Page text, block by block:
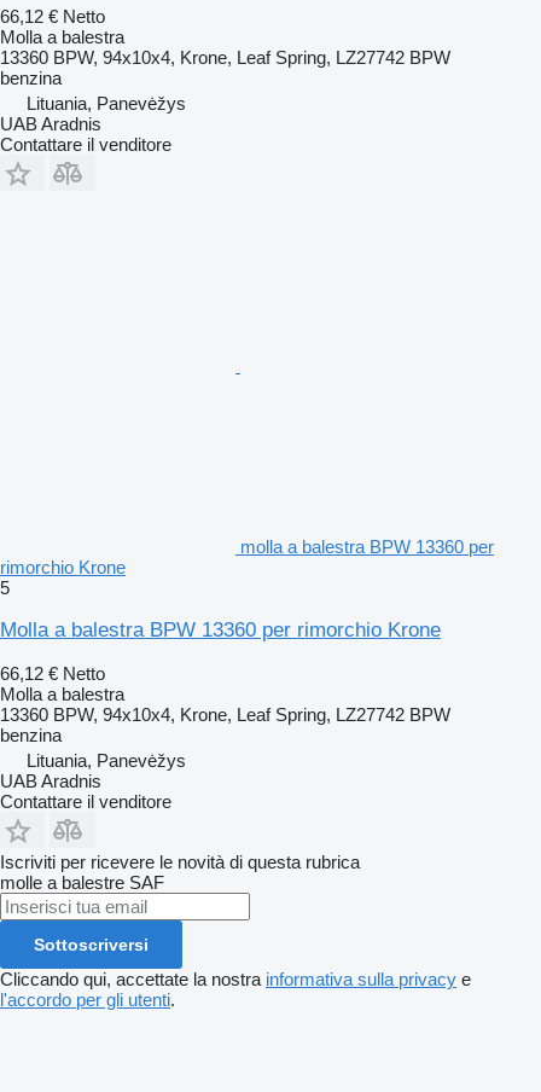
66,12 € Netto
Molla a balestra
13360 BPW, 94x10x4, Krone, Leaf Spring, LZ27742 BPW
benzina
Lituania, Panevėžys
UAB Aradnis
Contattare il venditore
molla a balestra BPW 13360 per
rimorchio Krone
5
Molla a balestra BPW 13360 per rimorchio Krone
66,12 € Netto
Molla a balestra
13360 BPW, 94x10x4, Krone, Leaf Spring, LZ27742 BPW
benzina
Lituania, Panevėžys
UAB Aradnis
Contattare il venditore
Iscriviti per ricevere le novità di questa rubrica
molle a balestre SAF
Sottoscriversi
Cliccando qui, accettate la nostra informativa sulla privacy e
l'accordo per gli utenti.